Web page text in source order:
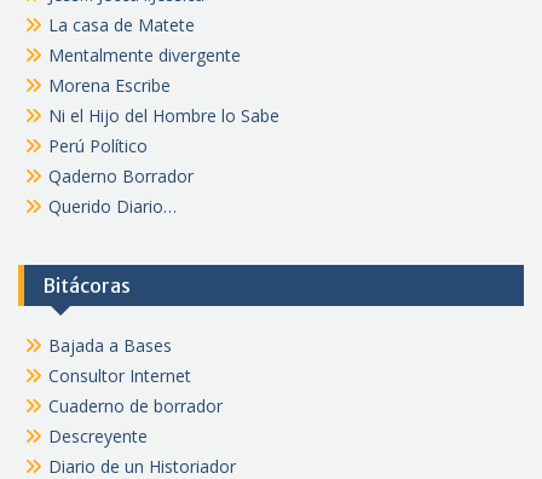
La casa de Matete
Mentalmente divergente
Morena Escribe
Ni el Hijo del Hombre lo Sabe
Perú Político
Qaderno Borrador
Querido Diario…
Bitácoras
Bajada a Bases
Consultor Internet
Cuaderno de borrador
Descreyente
Diario de un Historiador